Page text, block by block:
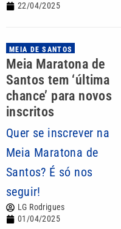
22/04/2025
MEIA DE SANTOS
Meia Maratona de
Santos tem ‘última
chance’ para novos
inscritos
Quer se inscrever na
Meia Maratona de
Santos? É só nos
seguir!
LG Rodrigues
01/04/2025